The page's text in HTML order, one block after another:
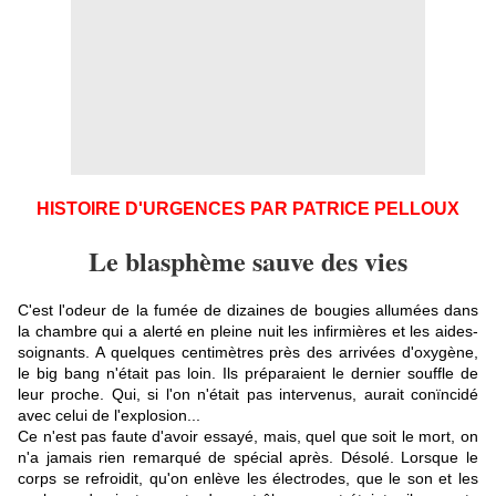
HISTOIRE D'URGENCES PAR PATRICE PELLOUX
Le blasphème sauve des vies
C'est l'odeur de la fumée de dizaines de bougies allumées dans
la chambre qui a alerté en pleine nuit les infirmières et les aides-
soignants. A quelques centimètres près des arrivées d'oxygène,
le big bang n'était pas loin. Ils préparaient le dernier souffle de
leur proche. Qui, si l'on n'était pas intervenus, aurait conïncidé
avec celui de l'explosion...
Ce n'est pas faute d'avoir essayé, mais, quel que soit le mort, on
n'a jamais rien remarqué de spécial après. Désolé. Lorsque le
corps se refroidit, qu'on enlève les électrodes, que le son et les